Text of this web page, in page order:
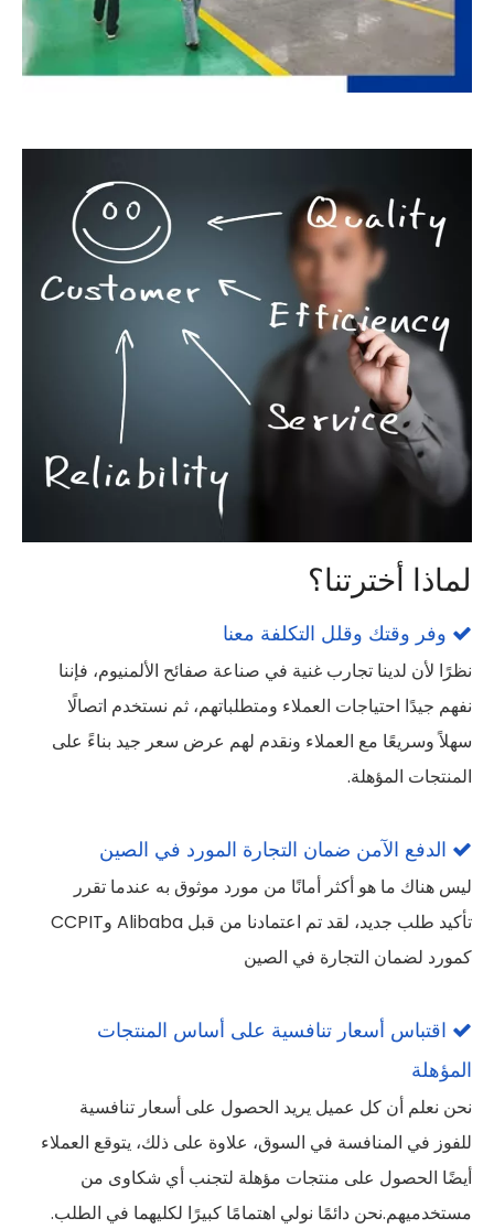
لماذا أخترتنا؟
 وفر وقتك وقلل التكلفة معنا
نظرًا لأن لدينا تجارب غنية في صناعة صفائح الألمنيوم، فإننا
نفهم جيدًا احتياجات العملاء ومتطلباتهم، ثم نستخدم اتصالًا
سهلاً وسريعًا مع العملاء ونقدم لهم عرض سعر جيد بناءً على
المنتجات المؤهلة.
 الدفع الآمن ضمان التجارة المورد في الصين
ليس هناك ما هو أكثر أمانًا من مورد موثوق به عندما تقرر
تأكيد طلب جديد، لقد تم اعتمادنا من قبل Alibaba وCCPIT
كمورد لضمان التجارة في الصين
 اقتباس أسعار تنافسية على أساس المنتجات
المؤهلة
نحن نعلم أن كل عميل يريد الحصول على أسعار تنافسية
للفوز في المنافسة في السوق، علاوة على ذلك، يتوقع العملاء
أيضًا الحصول على منتجات مؤهلة لتجنب أي شكاوى من
مستخدميهم.نحن دائمًا نولي اهتمامًا كبيرًا لكليهما في الطلب.